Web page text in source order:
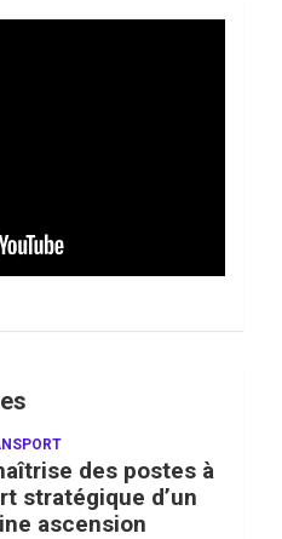
des postes à
stratégique d’un
ascension